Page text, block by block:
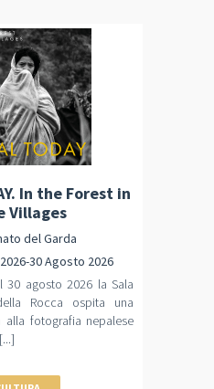
In the Forest in
Villages
del Garda
30 Agosto 2026
30 agosto 2026 la Sala
Rocca ospita una
alla fotografia nepalese